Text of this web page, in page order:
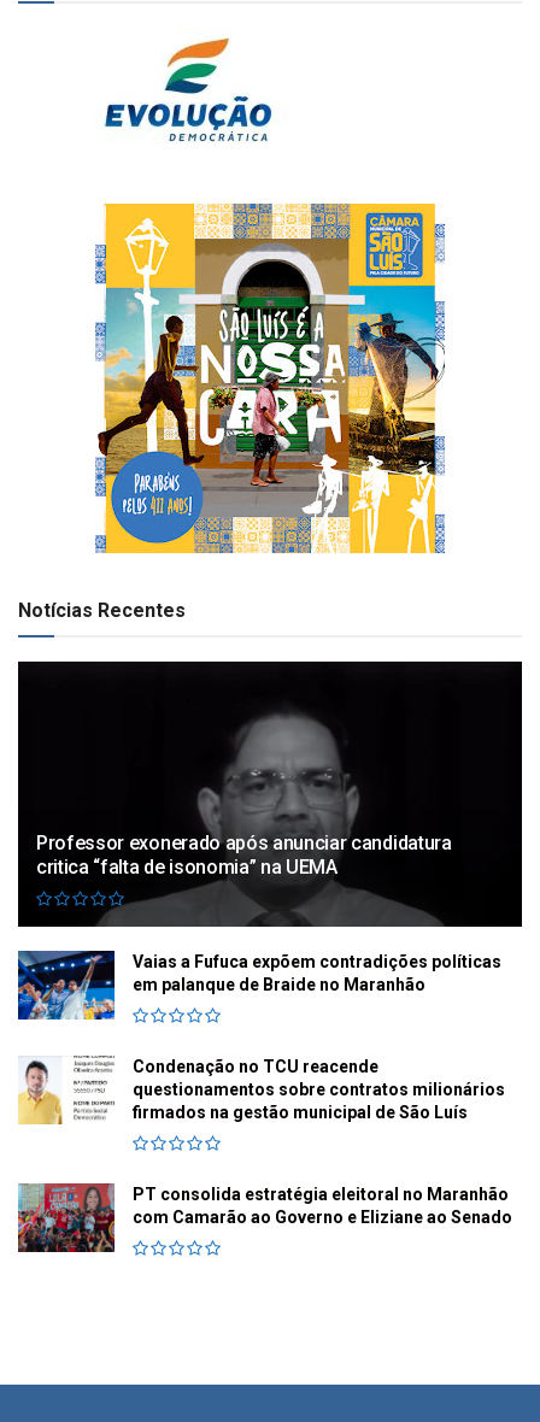
Notícias Recentes
Professor exonerado após anunciar candidatura
critica “falta de isonomia” na UEMA
Vaias a Fufuca expõem contradições políticas
em palanque de Braide no Maranhão
Condenação no TCU reacende
questionamentos sobre contratos milionários
firmados na gestão municipal de São Luís
PT consolida estratégia eleitoral no Maranhão
com Camarão ao Governo e Eliziane ao Senado